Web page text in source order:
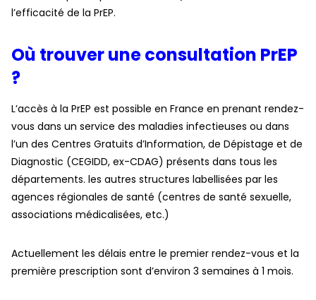
l’efficacité de la PrEP.
Où trouver une consultation PrEP
?
L’accès à la PrEP est possible en France en prenant rendez-
vous dans un service des maladies infectieuses ou dans
l’un des Centres Gratuits d’Information, de Dépistage et de
Diagnostic (CEGIDD, ex-CDAG) présents dans tous les
départements. les autres structures labellisées par les
agences régionales de santé (centres de santé sexuelle,
associations médicalisées, etc.)
Actuellement les délais entre le premier rendez-vous et la
première prescription sont d’environ 3 semaines à 1 mois.